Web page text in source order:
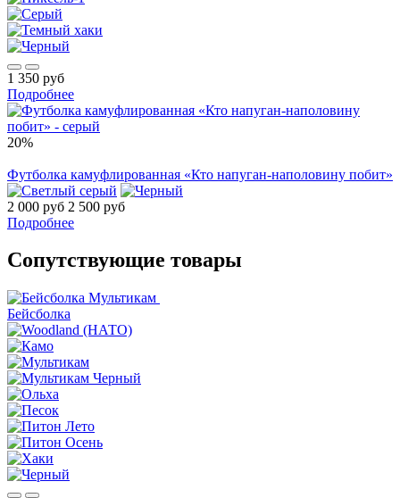
1 350 руб
Подробнее
20%
Футболка камуфлированная «Кто напуган-наполовину побит»
2 000 руб 2 500 руб
Подробнее
Сопутствующие товары
Бейсболка